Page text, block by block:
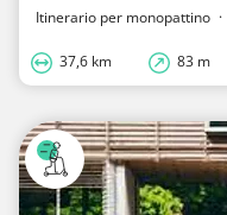
Itinerario per monopattino ·
37,6 km 83 m